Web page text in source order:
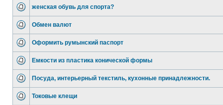
женская обувь для спорта?
Обмен валют
Оформить румынский паспорт
Емкости из пластика конической формы
Посуда, интерьерный текстиль, кухонные принадлежности.
Токовые клещи